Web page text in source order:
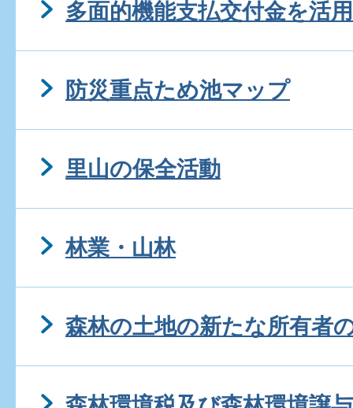
多面的機能支払交付金を活
防災重点ため池マップ
里山の保全活動
林業・山林
森林の土地の新たな所有者